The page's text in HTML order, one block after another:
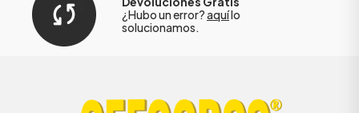
¿Hubo un error?aquílo
solucionamos.